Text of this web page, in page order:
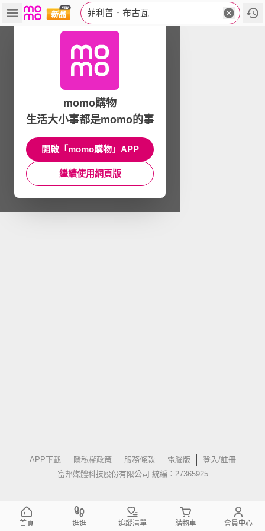
菲利普．布古瓦
APP下載 隱私權政策 服務條款 電腦版
登入/註冊
富邦媒體科技股份有限公司 統編：27365925
momo購物
生活大小事都是momo的事
開啟「momo購物」APP
繼續使用網頁版
首頁 逛逛 追蹤清單 購物車 會員中心